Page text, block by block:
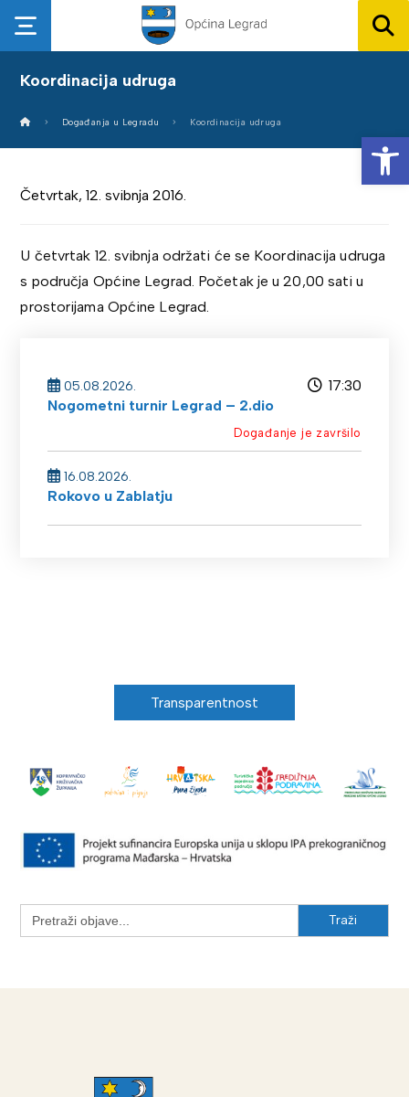
Koordinacija udruga
Događanja u Legradu Koordinacija udruga
Četvrtak, 12. svibnja 2016.
U četvrtak 12. svibnja održati će se Koordinacija udruga
s područja Općine Legrad. Početak je u 20,00 sati u
prostorijama Općine Legrad.
05.08.2026.
17:30
Nogometni turnir Legrad – 2.dio
Događanje je završilo
16.08.2026.
Rokovo u Zablatju
Transparentnost
Search
for: